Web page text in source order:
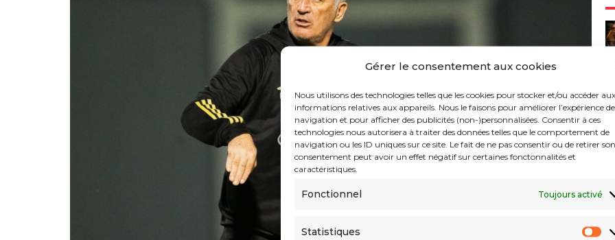
Gérer le consentement aux cookies
Nous utilisons des technologies telles que les cookies pour stocker et/ou accéder aux
informations relatives aux appareils. Nous le faisons pour améliorer l’expérience de
navigation et pour afficher des publicités (non-)personnalisées. Consentir à ces
technologies nous autorisera à traiter des données telles que le comportement de
navigation ou les ID uniques sur ce site. Le fait de ne pas consentir ou de retirer son
consentement peut avoir un effet négatif sur certaines fonctonnalités et
caractéristiques.
Fonctionnel Toujours activé
Statistiques